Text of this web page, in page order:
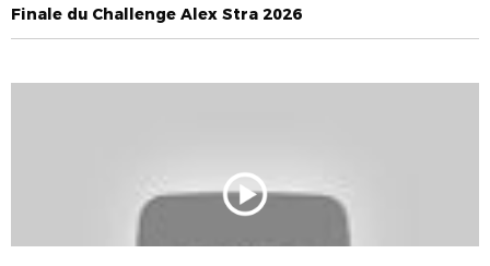
Finale du Challenge Alex Stra 2026